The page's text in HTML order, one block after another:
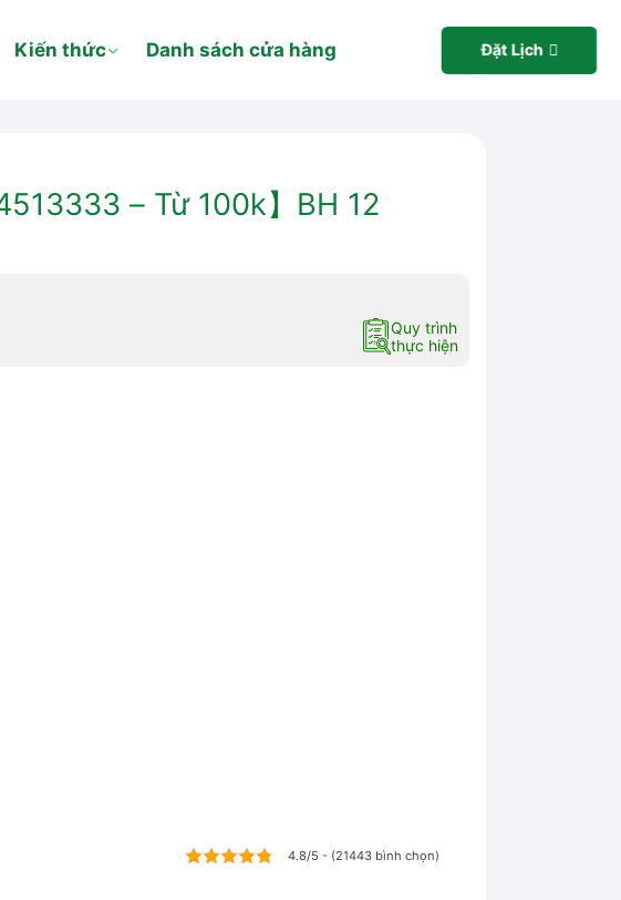
Kiến thức Danh sách cửa hàng Đặt Lịch
– Từ 100k】BH 12
Quy trình
thực hiện
4.8/5 - (21443 bình chọn)